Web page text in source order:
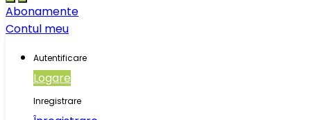
Abonamente
Contul meu
Autentificare
Logare
Inregistrare